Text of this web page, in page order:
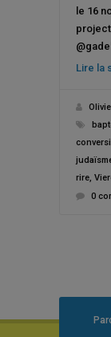
le 16
Lire la
rire,
0